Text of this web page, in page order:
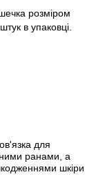
розміром
в упаковці.
для
ранами, а
шкіри